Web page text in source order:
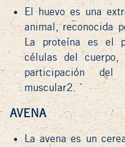
El huevo es una
animal, reconocida
La proteína es el
células del
participación del
muscular2.
AVENA
La avena es un